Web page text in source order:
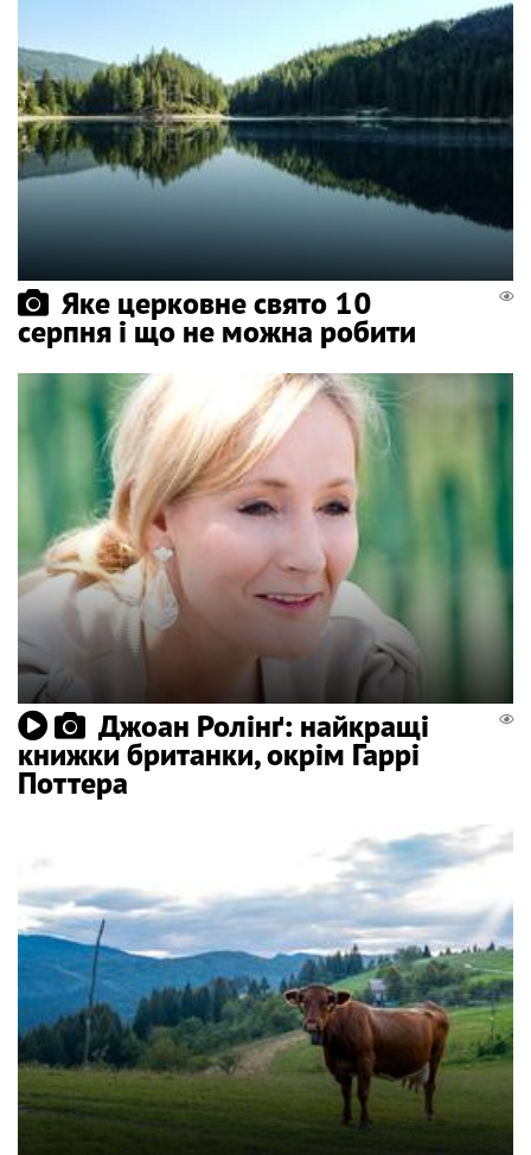
Яке церковне свято 10
серпня і що не можна робити
Джоан Ролінґ: найкращі
книжки британки, окрім Гаррі
Поттера